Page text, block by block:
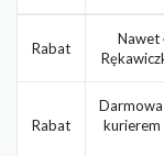
Rabat
Nawet
Rabat
kurierem